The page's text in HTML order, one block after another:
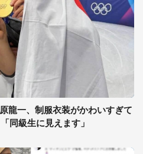
龍一、制服衣装がかわいすぎて
同級生に見えます」